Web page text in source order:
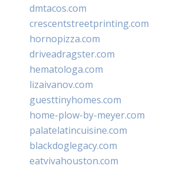
dmtacos.com
crescentstreetprinting.com
hornopizza.com
driveadragster.com
hematologa.com
lizaivanov.com
guesttinyhomes.com
home-plow-by-meyer.com
palatelatincuisine.com
blackdoglegacy.com
eatvivahouston.com